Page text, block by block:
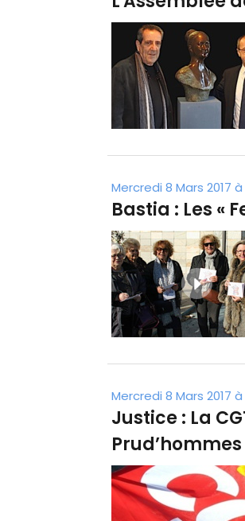
Mercredi 8 Mars 2017 à
Bastia : Les «
Mercredi 8 Mars 2017 à
Justice : La